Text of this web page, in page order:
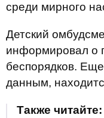
среди мирного
Детский
информировал о
беспорядков.
данным,
Также читайте: